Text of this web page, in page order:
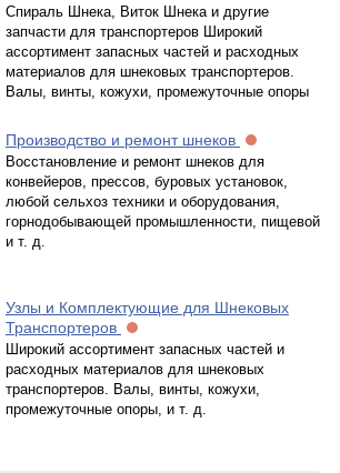
Спираль Шнека, Виток Шнека и другие
запчасти для транспортеров Широкий
ассортимент запасных частей и расходных
материалов для шнековых транспортеров.
Валы, винты, кожухи, промежуточные опоры
Производство и ремонт шнеков
Восстановление и ремонт шнеков для
конвейеров, прессов, буровых установок,
любой сельхоз техники и оборудования,
горнодобывающей промышленности, пищевой
и т. д.
Узлы и Комплектующие для Шнековых
Транспортеров
Широкий ассортимент запасных частей и
расходных материалов для шнековых
транспортеров. Валы, винты, кожухи,
промежуточные опоры, и т. д.